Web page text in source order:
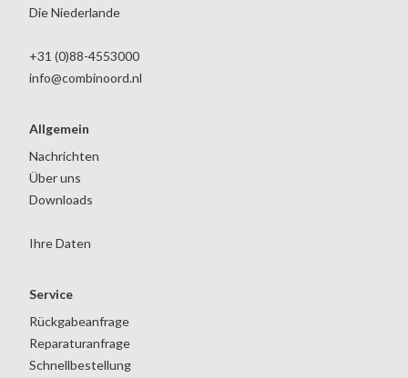
Die Niederlande
+31 (0)88-4553000
info@combinoord.nl
Allgemein
Nachrichten
Über uns
Downloads
Ihre Daten
Service
Rückgabeanfrage
Reparaturanfrage
Schnellbestellung